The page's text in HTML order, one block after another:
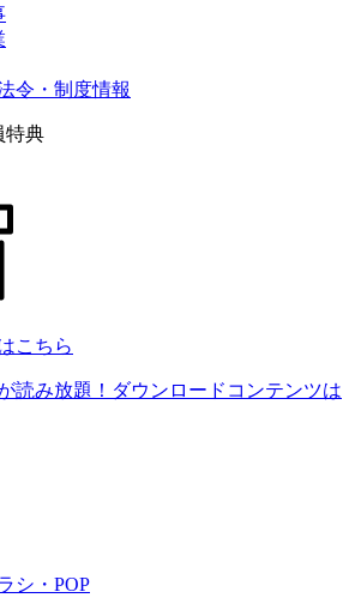
令・制度情報
特典
こちら
読み放題！ダウンロードコンテンツは
シ・POP